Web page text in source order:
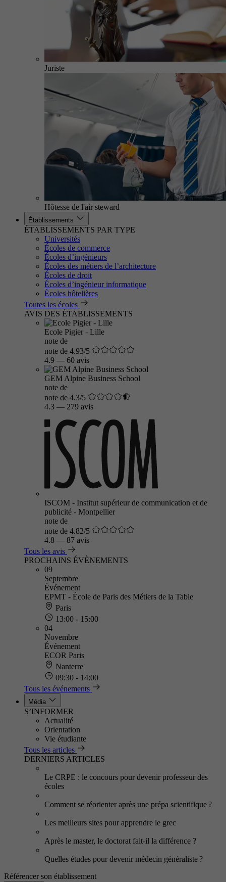
Juriste
Hôtesse de l'air steward
Établissements
ÉTABLISSEMENTS PAR TYPE
Universités
Écoles de commerce
Écoles d’ingénieurs
Écoles des métiers de l’architecture
Écoles de droit
Écoles d’ingénieur informatique
Écoles hôtelières
Toutes les écoles
AVIS DES ÉTABLISSEMENTS
Ecole Pigier - Lille
note de
note de 4.93/5
4.9 — 60 avis
GEM Alpine Business School
note de
note de 4.3/5
4.3 — 279 avis
ISCOM - Institut supérieur de communication et de
publicité - Montpellier
note de
note de 4.82/5
4.8 — 87 avis
Tous les avis
PROCHAINS ÉVÈNEMENTS
09
Septembre
Événement
EPMT - École de Paris des Métiers de la Table
Paris
13:00 - 15:00
04
Novembre
Événement
ECOR Paris
Nanterre
09:30 - 14:00
Tous les événements
Média
S’INFORMER
Actualité
Orientation
Vie étudiante
Tous les articles
DERNIERS ARTICLES
Le CRPE : le concours pour devenir professeur des
écoles
Comment se réorienter après une prépa scientifique ?
Les meilleurs sites pour apprendre le grec
Après le master, le doctorat fait-il la différence ?
Quelles études pour devenir médecin généraliste ?
Référencer son établissement